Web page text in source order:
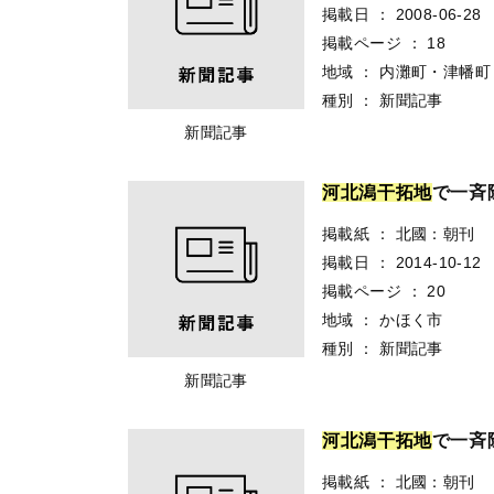
新聞記事
掲載日
：
2008-06-28
掲載ページ
：
18
地域
：
内灘町・津幡町
種別
： 新聞記事
新聞記事
河北潟干拓地で一斉
掲載紙 ：
北國：朝刊
掲載日
：
2014-10-12
掲載ページ
：
20
地域
：
かほく市
種別
： 新聞記事
河北潟干拓地で一斉
掲載紙 ：
北國：朝刊